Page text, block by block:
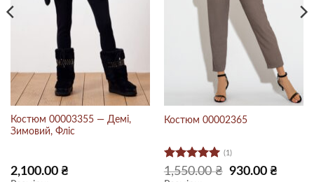
Костюм 00003355 — Демі,
Зимовий, Фліс
2,100.00 ₴
Костюм 00002365
Оцінено в
5з 5
(1)
1,550.00₴
Оригінальна
ціна:
930.00₴